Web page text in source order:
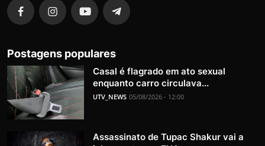
Postagens populares
Casal é flagrado em ato sexual
enquanto carro circulava...
UTV_NEWS 05/08/2026 - 12:00
Assassinato de Tupac Shakur vai a